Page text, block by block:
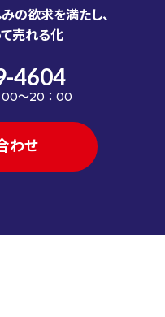
の欲求を満たし、
売れる化
4604
00～20：00
わせ